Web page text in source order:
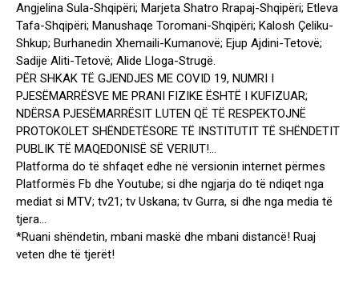
Angjelina Sula-Shqipëri; Marjeta Shatro Rrapaj-Shqipëri; Etleva
Tafa-Shqipëri; Manushaqe Toromani-Shqipëri; Kalosh Çeliku-
Shkup; Burhanedin Xhemaili-Kumanovë; Ejup Ajdini-Tetovë;
Sadije Aliti-Tetovë; Alide Lloga-Strugë.
PËR SHKAK TË GJENDJES ME COVID 19, NUMRI I
PJESËMARRËSVE ME PRANI FIZIKE ËSHTË I KUFIZUAR;
NDËRSA PJESËMARRËSIT LUTEN QË TË RESPEKTOJNË
PROTOKOLET SHËNDETËSORE TË INSTITUTIT TË SHËNDETIT
PUBLIK TË MAQEDONISË SË VERIUT!…
Platforma do të shfaqet edhe në versionin internet përmes
Platformës Fb dhe Youtube; si dhe ngjarja do të ndiqet nga
mediat si MTV; tv21; tv Uskana; tv Gurra, si dhe nga media të
tjera…
*Ruani shëndetin, mbani maskë dhe mbani distancë! Ruaj
veten dhe të tjerët!